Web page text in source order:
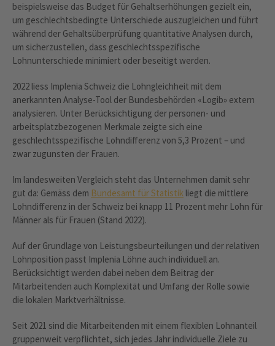
beispielsweise das Budget für Gehaltserhöhungen gezielt ein,
um geschlechtsbedingte Unterschiede auszugleichen und führt
während der Gehaltsüberprüfung quantitative Analysen durch,
um sicherzustellen, dass geschlechtsspezifische
Lohnunterschiede minimiert oder beseitigt werden.
2022 liess Implenia Schweiz die Lohngleichheit mit dem
anerkannten Analyse-Tool der Bundesbehörden «Logib» extern
analysieren. Unter Berücksichtigung der personen- und
arbeitsplatzbezogenen Merkmale zeigte sich eine
geschlechtsspezifische Lohndifferenz von 5,3 Prozent – und
zwar zugunsten der Frauen.
Im landesweiten Vergleich steht das Unternehmen damit sehr
gut da: Gemäss dem Bundesamt für Statistik liegt die mittlere
Lohndifferenz in der Schweiz bei knapp 11 Prozent mehr Lohn für
Männer als für Frauen (Stand 2022).
Auf der Grundlage von Leistungsbeurteilungen und der relativen
Lohnposition passt Implenia Löhne auch individuell an.
Berücksichtigt werden dabei neben dem Beitrag der
Mitarbeitenden auch Komplexität und Umfang der Rolle sowie
die lokalen Marktverhältnisse.
Seit 2021 sind die Mitarbeitenden mit einem flexiblen Lohnanteil
gruppenweit verpflichtet, sich jedes Jahr individuelle Ziele zu